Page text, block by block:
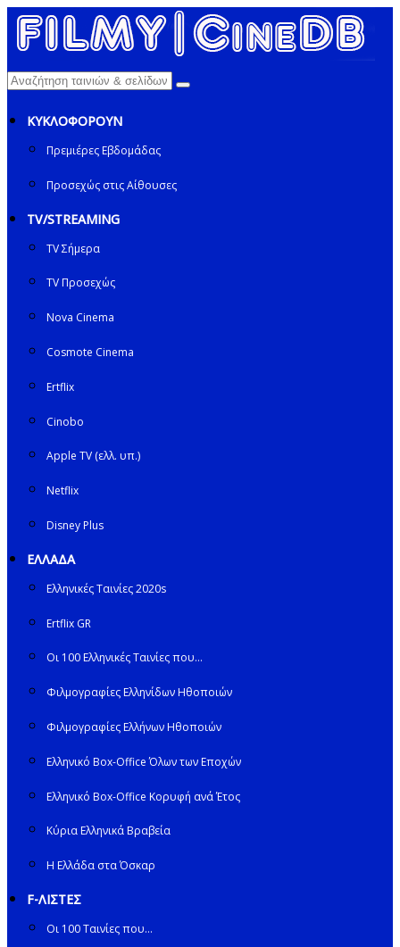
ΚΥΚΛΟΦΟΡΟΥΝ
Πρεμιέρες Εβδομάδας
Προσεχώς στις Αίθουσες
TV/STREAMING
TV Σήμερα
TV Προσεχώς
Nova Cinema
Cosmote Cinema
Ertflix
Cinobo
Apple TV (ελλ. υπ.)
Netflix
Disney Plus
ΕΛΛΑΔΑ
Ελληνικές Ταινίες 2020s
Ertflix GR
Οι 100 Ελληνικές Ταινίες που…
Φιλμογραφίες Ελληνίδων Ηθοποιών
Φιλμογραφίες Ελλήνων Ηθοποιών
Ελληνικό Box-Office Όλων των Εποχών
Ελληνικό Box-Office Κορυφή ανά Έτος
Κύρια Ελληνικά Βραβεία
Η Ελλάδα στα Όσκαρ
F-ΛΙΣΤΕΣ
Οι 100 Ταινίες που…